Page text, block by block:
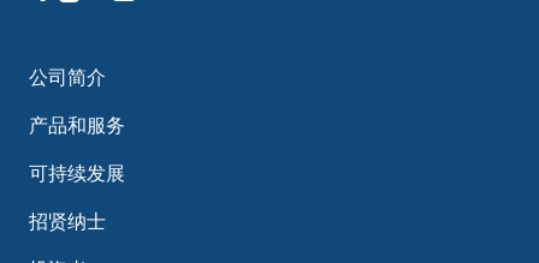
公司简介
产品和服务
可持续发展
招贤纳士